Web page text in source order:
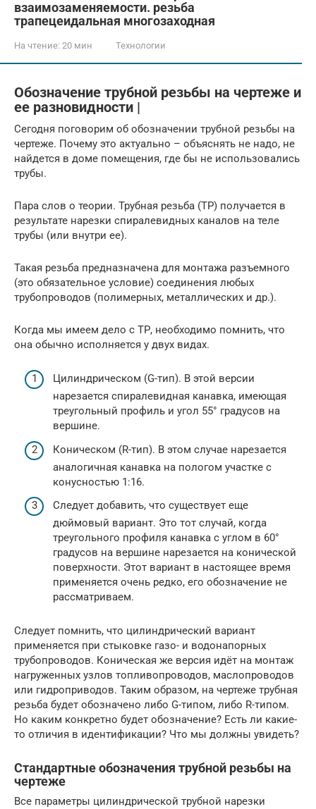
взаимозаменяемости. резьба
трапецеидальная многозаходная
На чтение: 20 мин Технологии
Обозначение трубной резьбы на чертеже и
ее разновидности |
Сегодня поговорим об обозначении трубной резьбы на
чертеже. Почему это актуально – объяснять не надо, не
найдется в доме помещения, где бы не использовались
трубы.
Пара слов о теории. Трубная резьба (ТР) получается в
результате нарезки спиралевидных каналов на теле
трубы (или внутри ее).
Такая резьба предназначена для монтажа разъемного
(это обязательное условие) соединения любых
трубопроводов (полимерных, металлических и др.).
Когда мы имеем дело с ТР, необходимо помнить, что
она обычно исполняется у двух видах.
Цилиндрическом (G-тип). В этой версии
нарезается спиралевидная канавка, имеющая
треугольный профиль и угол 55° градусов на
вершине.
Коническом (R-тип). В этом случае нарезается
аналогичная канавка на пологом участке с
конусностью 1:16.
Следует добавить, что существует еще
дюймовый вариант. Это тот случай, когда
треугольного профиля канавка с углом в 60°
градусов на вершине нарезается на конической
поверхности. Этот вариант в настоящее время
применяется очень редко, его обозначение не
рассматриваем.
Следует помнить, что цилиндрический вариант
применяется при стыковке газо- и водонапорных
трубопроводов. Коническая же версия идёт на монтаж
нагруженных узлов топливопроводов, маслопроводов
или гидроприводов. Таким образом, на чертеже трубная
резьба будет обозначено либо G-типом, либо R-типом.
Но каким конкретно будет обозначение? Есть ли какие-
то отличия в идентификации? Что мы должны увидеть?
Стандартные обозначения трубной резьбы на
чертеже
Все параметры цилиндрической трубной нарезки